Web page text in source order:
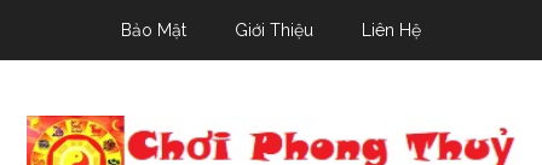
Bảo Mật Giới Thiệu Liên Hệ